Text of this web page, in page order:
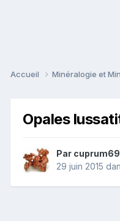
Accueil Minéralogie et
Opales
Par cuprum69
29 juin 2015